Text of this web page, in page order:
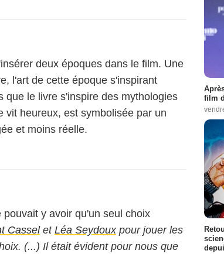
deux époques dans le film. Une
l'art de cette époque s'inspirant
que le livre s'inspire des mythologies
vit heureux, est symbolisée par un
et moins réelle.
y avoir qu'un seul choix
Casselet Léa Seydouxpour jouer les
(...) Il était évident pour nous que
film